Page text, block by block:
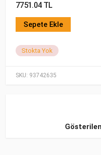
SKU: 93742635
7751.04 TL
Sepete Ekle
Stokta Yok